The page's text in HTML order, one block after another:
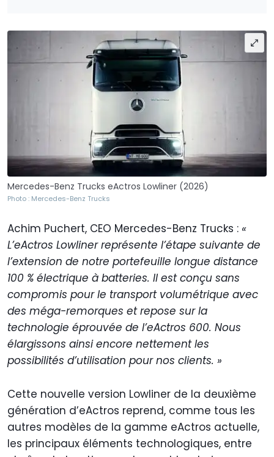
Mercedes-Benz Trucks eActros Lowliner (2026)
Photo : Mercedes-Benz Trucks
Achim Puchert, CEO Mercedes-Benz Trucks : «
L’eActros Lowliner représente l’étape suivante de
l’extension de notre portefeuille longue distance
100 % électrique à batteries. Il est conçu sans
compromis pour le transport volumétrique avec
des méga-remorques et repose sur la
technologie éprouvée de l’eActros 600. Nous
élargissons ainsi encore nettement les
possibilités d’utilisation pour nos clients. »
Cette nouvelle version Lowliner de la deuxième
génération d’eActros reprend, comme tous les
autres modèles de la gamme eActros actuelle,
les principaux éléments technologiques, entre